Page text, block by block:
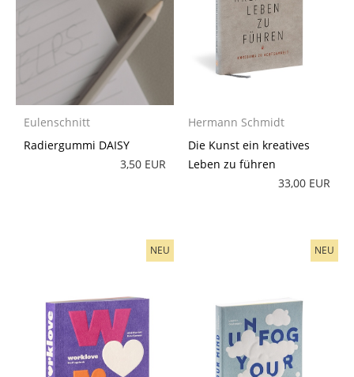
Eulenschnitt
Radiergummi DAISY
3,50 EUR
Hermann Schmidt
Die Kunst ein kreatives
Leben zu führen
33,00 EUR
NEU NEU